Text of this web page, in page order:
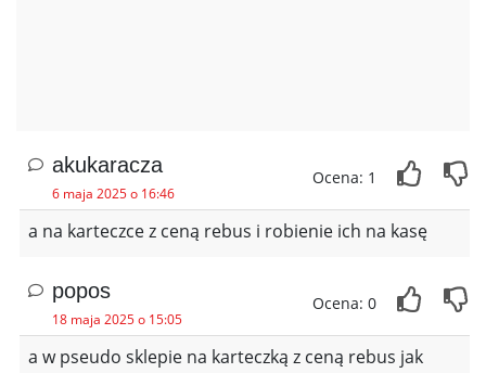
akukaracza
6 maja 2025 o 16:46
Ocena: 1
a na karteczce z ceną rebus i robienie ich na kasę
popos
18 maja 2025 o 15:05
Ocena: 0
a w pseudo sklepie na karteczką z ceną rebus jak